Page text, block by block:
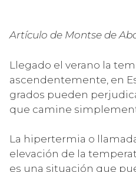
Artículo de Montse de
Llegado el verano la
ascendentemente, en
grados pueden
que camine
La hipertermia o
elevación de la
es una situación que